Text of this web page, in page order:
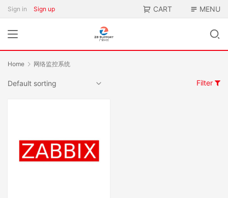
Sign in Sign up CART MENU
Home 网络监控系统
Filter